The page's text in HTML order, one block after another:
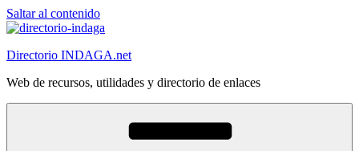
Saltar al contenido
Directorio INDAGA.net
Web de recursos, utilidades y directorio de enlaces